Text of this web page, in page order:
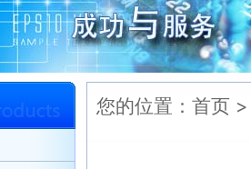
您的位置： 首页